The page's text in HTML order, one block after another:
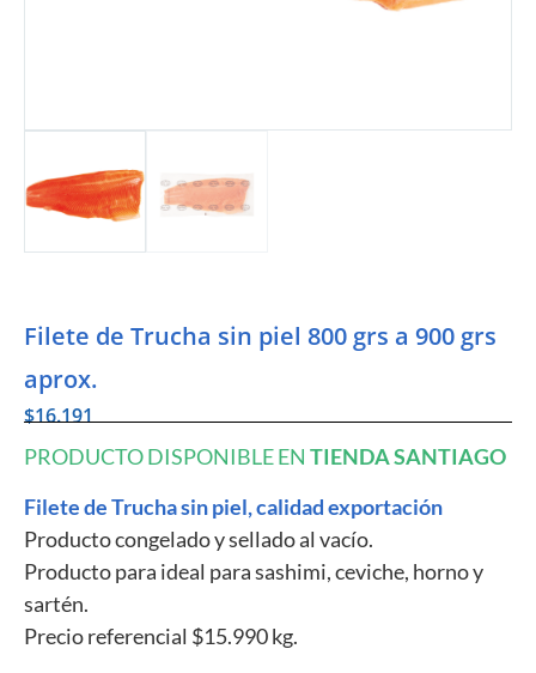
Filete de Trucha sin piel 800 grs a 900 grs
aprox.
$16.191
PRODUCTO DISPONIBLE EN TIENDA SANTIAGO
Filete de Trucha sin piel, calidad exportación
Producto congelado y sellado al vacío.
Producto para ideal para sashimi, ceviche, horno y
sartén.
Precio referencial $15.990 kg.